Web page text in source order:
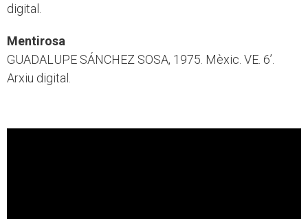
digital.
Mentirosa
GUADALUPE SÁNCHEZ SOSA, 1975. Mèxic. VE. 6’.
Arxiu digital.